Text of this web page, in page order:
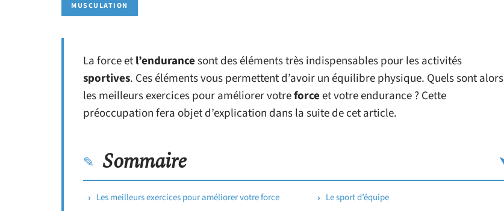
MUSCULATION
La force etl’endurancesont des éléments très indispensables pour les activités
sportives. Ces éléments vous permettent d’avoir un équilibre physique. Quels sont alors
les meilleurs exercices pour améliorer votreforceet votre endurance ? Cette
préoccupation fera objet d’explication dans la suite de cet article.
Sommaire
Les meilleurs exercices pour améliorer votre force
Le sport d’équipe